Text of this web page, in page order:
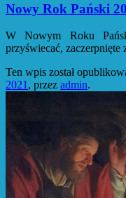
Nowy Rok Pański
W Nowym Roku
przyświecać, zaczerpnięte
Ten wpis został
2021 , przez admin.